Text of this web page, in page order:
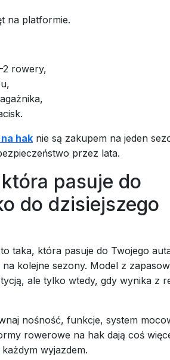
na platformie.
2 rowery,
hak nie są zakupem na jeden
przez lata.
pasuje do
do dzisiejszego
taka, która pasuje do Twojego
kolejne sezony. Model z
ale tylko wtedy, gdy wynika z
nośność, funkcje, system
rowerowe na hak dają coś
wyjazdem.